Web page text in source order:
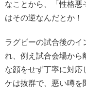
なことから、「性格悪
はその逆なんだとか！
ラグビーの試合後のイ
れ、例え試合会場から
な顔をせず丁寧に対応
ケは抜群で、悪い噂を